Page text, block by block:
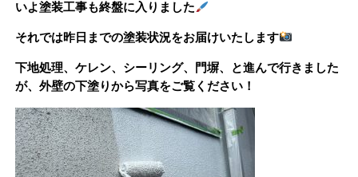
いよ塗装工事も終盤に入りました
それでは昨日までの塗装状況をお届けいたします
下地処理、ケレン、シーリング、門塀、と進んで行きました
が、外壁の下塗りから写真をご覧ください！